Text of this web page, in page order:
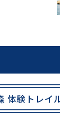
体験トレイ